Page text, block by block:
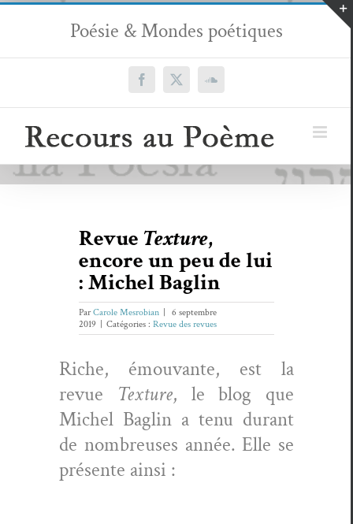
Passer
contenu
Poésie & Mondes poétiques
Facebook
X SoundCloud
Revue Texture,
encore un peu de lui
: Michel Baglin
ParCarole Mesrobian
6 septembre
2019
Catégories : Revue des revues
Riche, émou­vante, est la
revue Tex­ture, le blog que
Michel Baglin a tenu durant
de nom­breuses année. Elle se
présente ainsi :